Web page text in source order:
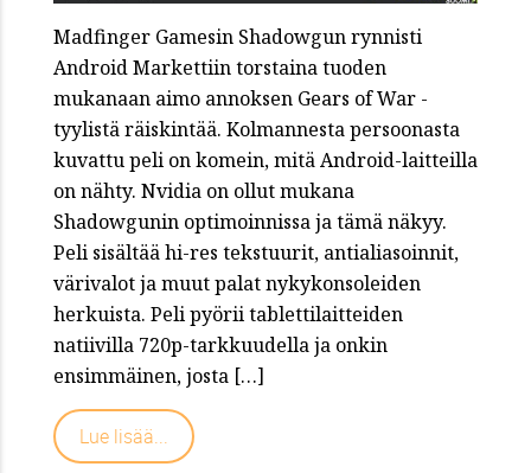
Madfinger Gamesin Shadowgun rynnisti
Android Markettiin torstaina tuoden
mukanaan aimo annoksen Gears of War -
tyylistä räiskintää. Kolmannesta persoonasta
kuvattu peli on komein, mitä Android-laitteilla
on nähty. Nvidia on ollut mukana
Shadowgunin optimoinnissa ja tämä näkyy.
Peli sisältää hi-res tekstuurit, antialiasoinnit,
värivalot ja muut palat nykykonsoleiden
herkuista. Peli pyörii tablettilaitteiden
natiivilla 720p-tarkkuudella ja onkin
ensimmäinen, josta […]
Lue lisää...